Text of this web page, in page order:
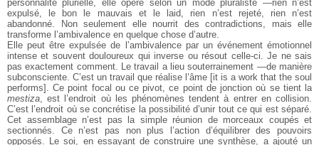
personnalité plurielle, elle opère selon un mode pluraliste —rien n’est
expulsé, le bon le mauvais et le laid, rien n’est rejeté, rien n’est
abandonné. Non seulement elle nourrit des contradictions, mais elle
transforme l’ambivalence en quelque chose d’autre.
Elle peut être expulsée de l’ambivalence par un événement émotionnel
intense et souvent douloureux qui inverse ou résout celle-ci. Je ne sais
pas exactement comment. Le travail a lieu souterrainement —de manière
subconsciente. C’est un travail que réalise l’âme [it is a work that the soul
performs]. Ce point focal ou ce pivot, ce point de jonction où se tient la
mestiza , est l’endroit où les phénomènes tendent à entrer en collision.
C’est l’endroit où se concrétise la possibilité d’unir tout ce qui est séparé.
Cet assemblage n’est pas la simple réunion de morceaux coupés et
sectionnés. Ce n’est pas non plus l’action d’équilibrer des pouvoirs
opposés. Le soi, en essayant de construire une synthèse, a ajouté un